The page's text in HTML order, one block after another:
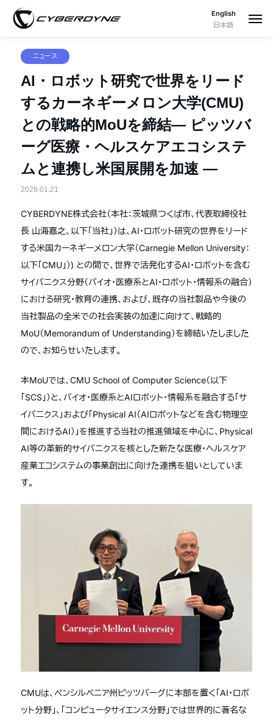
English
日本語
ニュース
AI・ロボット研究で世界をリード
するカーネギーメロン大学(CMU)
との戦略的MoUを締結― ピッツバ
ーグ医療・ヘルスケアエコシステ
ムと連携し米国展開を加速 ―
2026.01.21
CYBERDYNE株式会社（本社：茨城県つくば市、代表取締役社
長 山海嘉之、以下「当社」）は、AI・ロボット研究の世界をリード
する米国カーネギーメロン大学（Carnegie Mellon University：
以下「CMU」）) との間で、世界で活発化するAI・ロボットを含む
サイバニクス分野（バイオ・医療系とAI・ロボット・情報系の融合）
における研究・教育の連携、および、既存の当社製品や今後の
当社製品の全米での社会実装の加速に向けて、戦略的
MoU（Memorandum of Understanding）を締結いたしました
ので、お知らせいたします。
本MoUでは、CMU School of Computer Science（以下
「SCS」）と、バイオ・医療系とAIロボット・情報系を融合する「サ
イバニクス」および「Physical AI（AIロボットなどを含む物理空
間におけるAI）」を推進する当社の推進領域を中心に、Physical
AI等の革新的サイバニクスを核とした新たな医療・ヘルスケア
産業エコシステムの事業創出に向けた連携を狙いとしていま
す。
CMUは、ペンシルベニア州ピッツバーグに本部を置く「AI・ロボ
ット分野」、「コンピュータサイエンス分野」では世界的に著名な